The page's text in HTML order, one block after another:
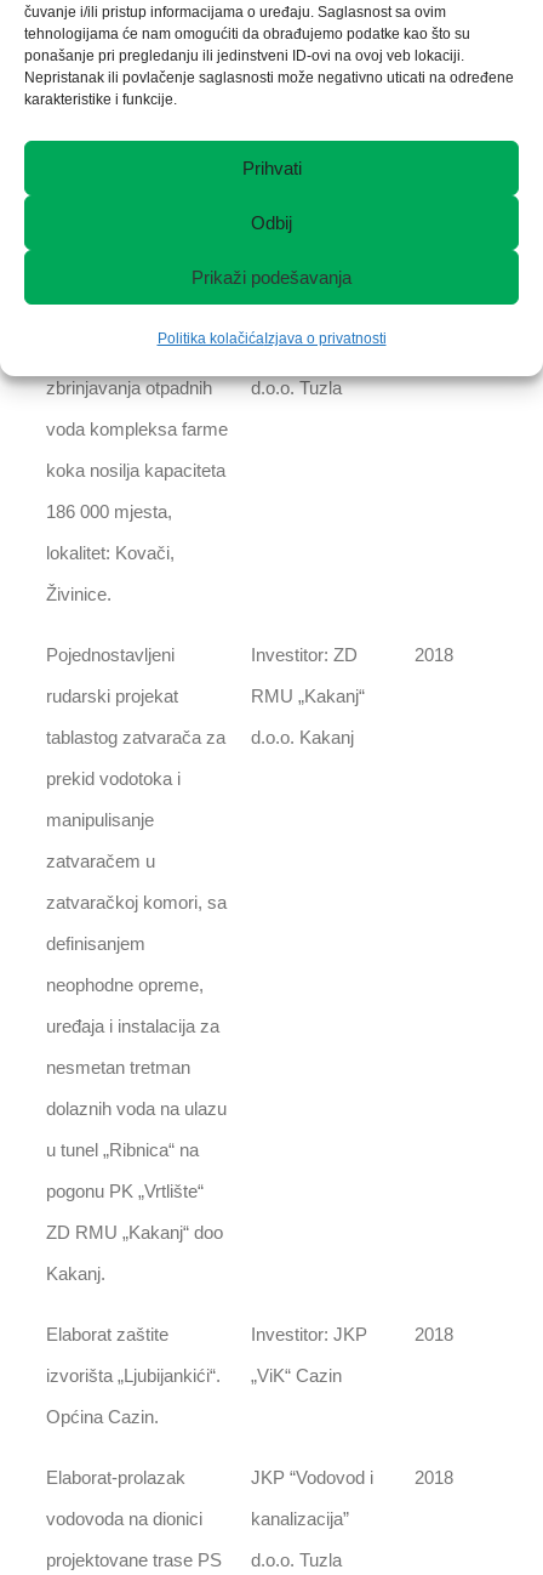
čuvanje i/ili pristup informacijama o uređaju. Saglasnost sa ovim
tehnologijama će nam omogućiti da obrađujemo podatke kao što su
ponašanje pri pregledanju ili jedinstveni ID-ovi na ovoj veb lokaciji.
Nepristanak ili povlačenje saglasnosti može negativno uticati na određene
karakteristike i funkcije.
Prihvati
Odbij
Prikaži podešavanja
Politika kolačićaIzjava o privatnosti
prethodne vodne
saglasnosti za
kanalizacija”
d.o.o. Tuzla
Glavni projekat
zbrinjavanja otpadnih
voda kompleksa farme
koka nosilja kapaciteta
186 000 mjesta,
lokalitet: Kovači,
Živinice.
Investitor: „Bingo
export-import“
d.o.o. Tuzla
2018
Pojednostavljeni
rudarski projekat
tablastog zatvarača za
prekid vodotoka i
manipulisanje
zatvaračem u
zatvaračkoj komori, sa
definisanjem
neophodne opreme,
uređaja i instalacija za
nesmetan tretman
dolaznih voda na ulazu
u tunel „Ribnica“ na
pogonu PK „Vrtlište“
ZD RMU „Kakanj“ doo
Kakanj.
Investitor: ZD
RMU „Kakanj“
d.o.o. Kakanj
2018
Elaborat zaštite
izvorišta „Ljubijankići“.
Općina Cazin.
Investitor: JKP
„ViK“ Cazin
2018
Elaborat-prolazak
vodovoda na dionici
projektovane trase PS
JKP “Vodovod i
kanalizacija”
d.o.o. Tuzla
2018